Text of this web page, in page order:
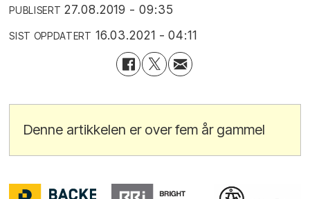
PUBLISERT 27.08.2019 - 09:35
SIST OPPDATERT 16.03.2021 - 04:11
Denne artikkelen er over fem år gammel